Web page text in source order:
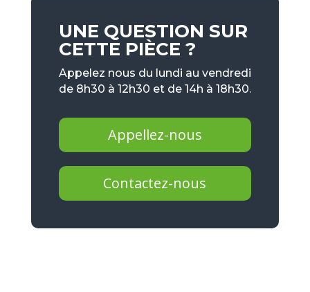
UNE QUESTION SUR
CETTE PIÈCE ?
Appelez nous du lundi au vendredi
de 8h30 à 12h30 et de 14h à 18h30.
Appellez-nous
Contactez-nous